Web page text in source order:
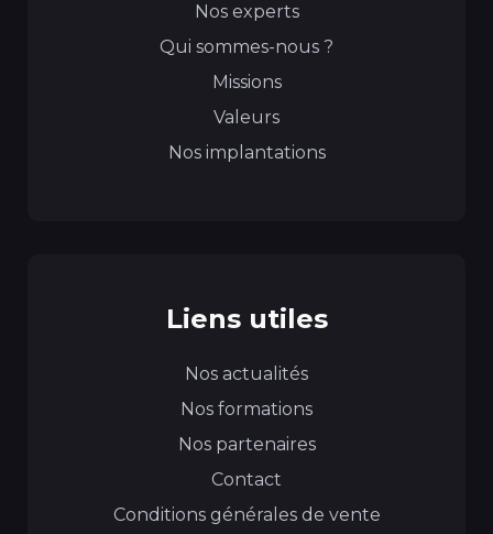
Nos experts
Qui sommes-nous ?
Missions
Valeurs
Nos implantations
Liens utiles
Nos actualités
Nos formations
Nos partenaires
Contact
Conditions générales de vente